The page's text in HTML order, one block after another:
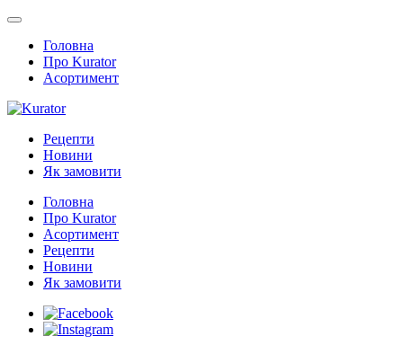
Головна
Про Kurator
Асортимент
Рецепти
Новини
Як замовити
Головна
Про Kurator
Асортимент
Рецепти
Новини
Як замовити